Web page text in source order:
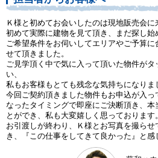
Ｋ様と初めてお会いしたのは現地販売会に
初めて実際に建物を見て頂き、まだ探し
ご希望条件をお伺いしてエリアやご予算
せて頂きました。
ご見学頂く中で気に入って頂いた物件がタ
い、
私もお客様もとても残念な気持ちになりま
今回ご契約頂きました物件もお申込が入
なったタイミングで即座にご決断頂き、
とができ、私も大変嬉しく思っております。
お引渡しが終わり、Ｋ様とお写真を撮ら
き、『この仕事をしてきて良かった』と感